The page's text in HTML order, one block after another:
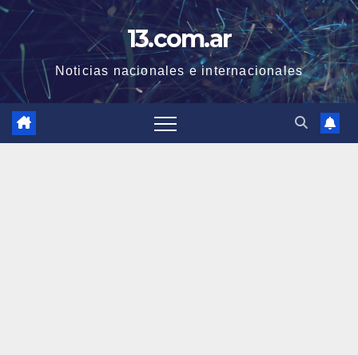
Skip
content
13.com.ar
Noticias nacionales e internacionales